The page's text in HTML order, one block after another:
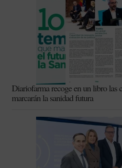
Diariofarma recoge en un libro las
marcarán la sanidad futura